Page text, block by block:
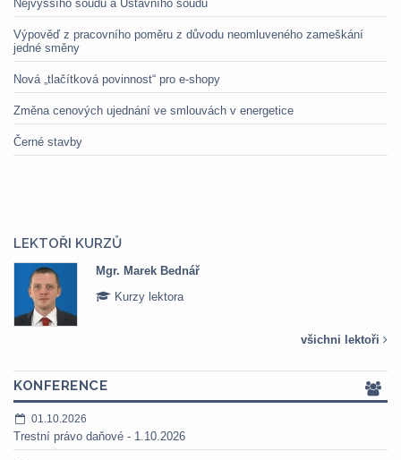
Nejvyššího soudu a Ústavního soudu
Výpověď z pracovního poměru z důvodu neomluveného zameškání
jedné směny
Nová „tlačítková povinnost“ pro e-shopy
Změna cenových ujednání ve smlouvách v energetice
Černé stavby
LEKTOŘI KURZŮ
Mgr. Marek Bednář
Kurzy lektora
všichni lektoři
KONFERENCE
01.10.2026
Trestní právo daňové - 1.10.2026